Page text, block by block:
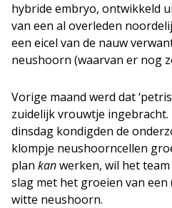
hybride embryo, ontwikkeld
van een al overleden
een eicel van de nauw
neushoorn (waarvan er nog
Vorige maand werd dat
zuidelijk vrouwtje
dinsdag kondigden de
klompje neushoorncellen
plan kanwerken, wil het
slag met het groeien van
witte neushoorn.